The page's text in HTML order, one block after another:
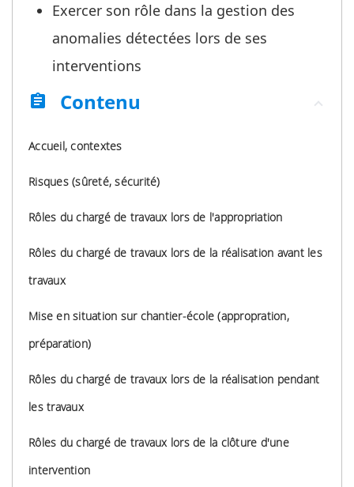
Exercer son rôle dans la gestion des
anomalies détectées lors de ses
interventions
assignment
Contenu
Accueil, contextes
Risques (sûreté, sécurité)
Rôles du chargé de travaux lors de l'appropriation
Rôles du chargé de travaux lors de la réalisation avant les
travaux
Mise en situation sur chantier-école(appropration,
préparation)
Rôles du chargé de travaux lors de la réalisation pendant
les travaux
Rôles du chargé de travaux lors de la clôture d'une
intervention